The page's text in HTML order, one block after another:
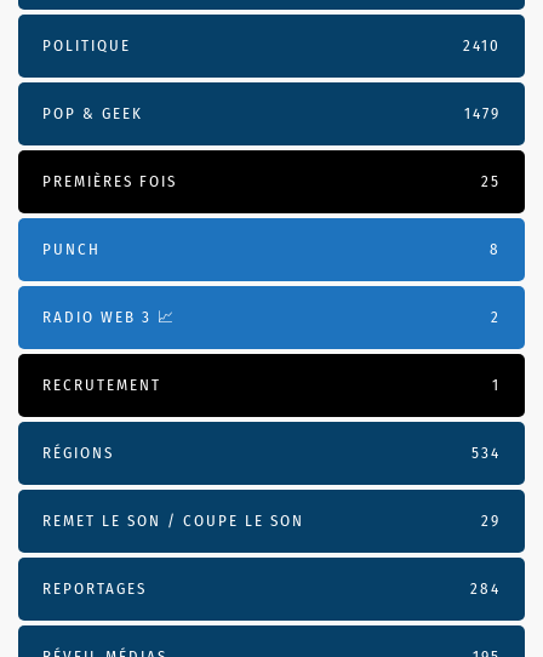
POLITIQUE 2410
POP & GEEK 1479
PREMIÈRES FOIS 25
PUNCH 8
RADIO WEB 3 📈 2
RECRUTEMENT 1
RÉGIONS 534
REMET LE SON / COUPE LE SON 29
REPORTAGES 284